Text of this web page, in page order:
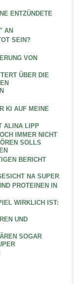
ENTZÜNDETE
AN
SEIN?
VON
ÜBER DIE
KI AUF MEINE
ALINA LIPP
IMMER NICHT
SOLLS
BERICHT
NA SUPER
PROTEINEN IN
WIRKLICH IST:
UND
SOGAR